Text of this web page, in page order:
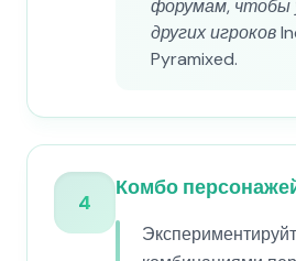
форумам, чтобы
других игроков
Pyramixed.
4
Комбо